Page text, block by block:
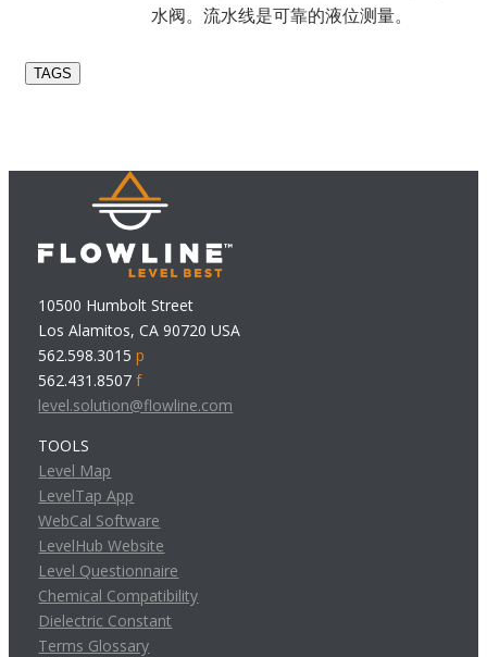
水阀。流水线是可靠的液位测量。
TAGS
10500 Humbolt Street
Los Alamitos, CA 90720 USA
562.598.3015p
562.431.8507f
level.solution@flowline.com
TOOLS
Level Map
LevelTap App
WebCal Software
LevelHub Website
Level Questionnaire
Chemical Compatibility
Dielectric Constant
Terms Glossary